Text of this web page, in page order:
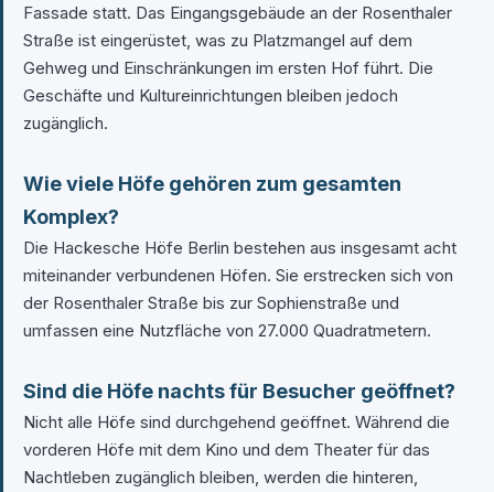
Fassade statt. Das Eingangsgebäude an der Rosenthaler
Straße ist eingerüstet, was zu Platzmangel auf dem
Gehweg und Einschränkungen im ersten Hof führt. Die
Geschäfte und Kultureinrichtungen bleiben jedoch
zugänglich.
Wie viele Höfe gehören zum gesamten
Komplex?
Die Hackesche Höfe Berlin bestehen aus insgesamt acht
miteinander verbundenen Höfen. Sie erstrecken sich von
der Rosenthaler Straße bis zur Sophienstraße und
umfassen eine Nutzfläche von 27.000 Quadratmetern.
Sind die Höfe nachts für Besucher geöffnet?
Nicht alle Höfe sind durchgehend geöffnet. Während die
vorderen Höfe mit dem Kino und dem Theater für das
Nachtleben zugänglich bleiben, werden die hinteren,